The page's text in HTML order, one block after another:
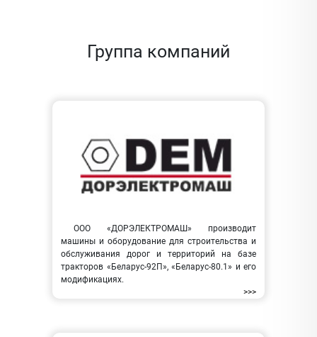
Группа компаний
ООО «ДОРЭЛЕКТРОМАШ» производит
машины и оборудование для строительства и
обслуживания дорог и территорий на базе
тракторов «Беларус-92П», «Беларус-80.1» и его
модификациях.
>>>